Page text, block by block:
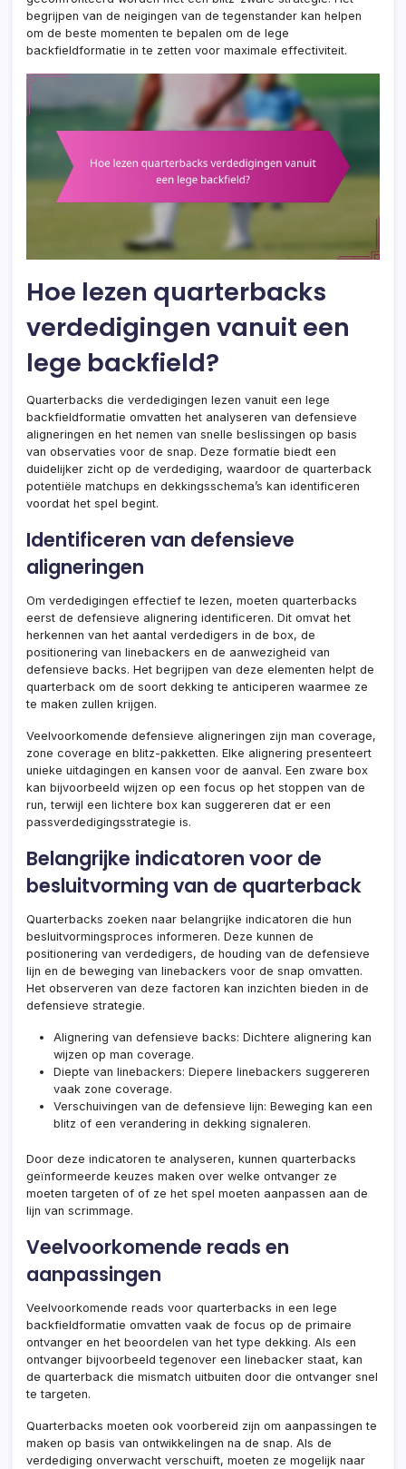
begrijpen van de neigingen van de tegenstander kan helpen
om de beste momenten te bepalen om de lege
backfieldformatie in te zetten voor maximale effectiviteit.
Hoe lezen quarterbacks
verdedigingen vanuit een
lege backfield?
Quarterbacks die verdedigingen lezen vanuit een lege
backfieldformatie omvatten het analyseren van defensieve
aligneringen en het nemen van snelle beslissingen op basis
van observaties voor de snap. Deze formatie biedt een
duidelijker zicht op de verdediging, waardoor de quarterback
potentiële matchups en dekkingsschema’s kan identificeren
voordat het spel begint.
Identificeren van defensieve
aligneringen
Om verdedigingen effectief te lezen, moeten quarterbacks
eerst de defensieve alignering identificeren. Dit omvat het
herkennen van het aantal verdedigers in de box, de
positionering van linebackers en de aanwezigheid van
defensieve backs. Het begrijpen van deze elementen helpt de
quarterback om de soort dekking te anticiperen waarmee ze
te maken zullen krijgen.
Veelvoorkomende defensieve aligneringen zijn man coverage,
zone coverage en blitz-pakketten. Elke alignering presenteert
unieke uitdagingen en kansen voor de aanval. Een zware box
kan bijvoorbeeld wijzen op een focus op het stoppen van de
run, terwijl een lichtere box kan suggereren dat er een
passverdedigingsstrategie is.
Belangrijke indicatoren voor de
besluitvorming van de quarterback
Quarterbacks zoeken naar belangrijke indicatoren die hun
besluitvormingsproces informeren. Deze kunnen de
positionering van verdedigers, de houding van de defensieve
lijn en de beweging van linebackers voor de snap omvatten.
Het observeren van deze factoren kan inzichten bieden in de
defensieve strategie.
Alignering van defensieve backs: Dichtere alignering kan
wijzen op man coverage.
Diepte van linebackers: Diepere linebackers suggereren
vaak zone coverage.
Verschuivingen van de defensieve lijn: Beweging kan een
blitz of een verandering in dekking signaleren.
Door deze indicatoren te analyseren, kunnen quarterbacks
geïnformeerde keuzes maken over welke ontvanger ze
moeten targeten of of ze het spel moeten aanpassen aan de
lijn van scrimmage.
Veelvoorkomende reads en
aanpassingen
Veelvoorkomende reads voor quarterbacks in een lege
backfieldformatie omvatten vaak de focus op de primaire
ontvanger en het beoordelen van het type dekking. Als een
ontvanger bijvoorbeeld tegenover een linebacker staat, kan
de quarterback die mismatch uitbuiten door die ontvanger snel
te targeten.
Quarterbacks moeten ook voorbereid zijn om aanpassingen te
maken op basis van ontwikkelingen na de snap. Als de
verdediging onverwacht verschuift, moeten ze mogelijk naar